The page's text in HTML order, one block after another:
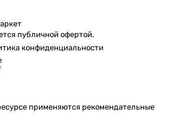
публичной офертой.
конфиденциальности
применяются рекомендательные